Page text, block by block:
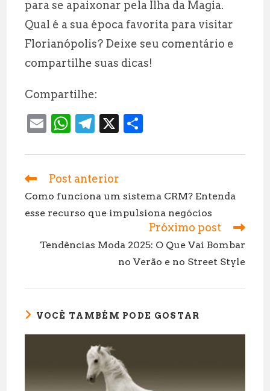
para se apaixonar pela Ilha da Magia.
Qual é a sua época favorita para visitar
Florianópolis? Deixe seu comentário e
compartilhe suas dicas!
Compartilhe:
E
ai
l
W
at
s
A
p
p
T
e
g
r
a
m
X
a
e
Leia
artigos
Post anterior
Como funciona um sistema CRM? Entenda
esse recurso que impulsiona negócios
Próximo post
Tendências Moda 2025: O Que Vai Bombar
no Verão e no Street Style
VOCÊ TAMBÉM PODE GOSTAR